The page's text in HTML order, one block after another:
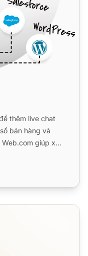
thêm live chat
bán hàng và
giúp xây